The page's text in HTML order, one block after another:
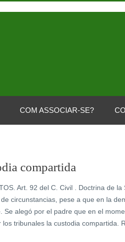
COM ASSOCIAR-SE?
compartida
Art. 92 del C. Civil . Doctrina de
circunstancias, pese a que en la
Se alegó por el padre que en el
tribunales la custodia compartida.